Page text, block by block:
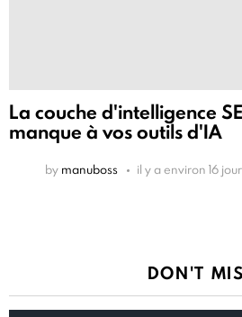
La couche d'intelligence
manque à vos outils d'IA
by manuboss il y a environ 16
DON'T